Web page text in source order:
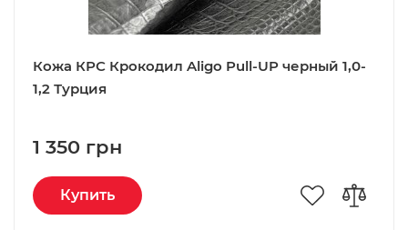
Кожа КРС Крокодил Aligo Pull-UP черный 1,0-
1,2 Турция
1 350 грн
Купить